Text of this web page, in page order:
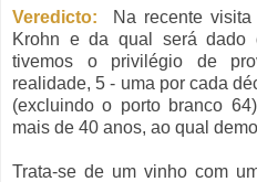
Veredicto:
Na recente
Krohn e da qual será dado
tivemos o privilégio de
realidade, 5 - uma por cada
(excluindo o porto branco
mais de 40 anos, ao qual
Trata-se de um vinho com